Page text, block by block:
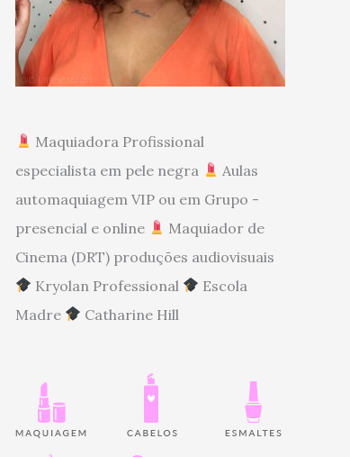
Maquiadora Profissional
especialista em pele negra
Aulas
automaquiagem VIP ou em Grupo -
presencial e online
Maquiador de
Cinema (DRT) produções audiovisuais
Kryolan Professional
Escola
Madre
Catharine Hill